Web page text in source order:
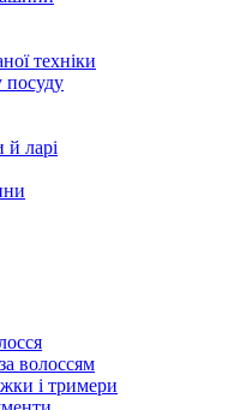
техніки
посуду
й ларі
волоссям
і тримери